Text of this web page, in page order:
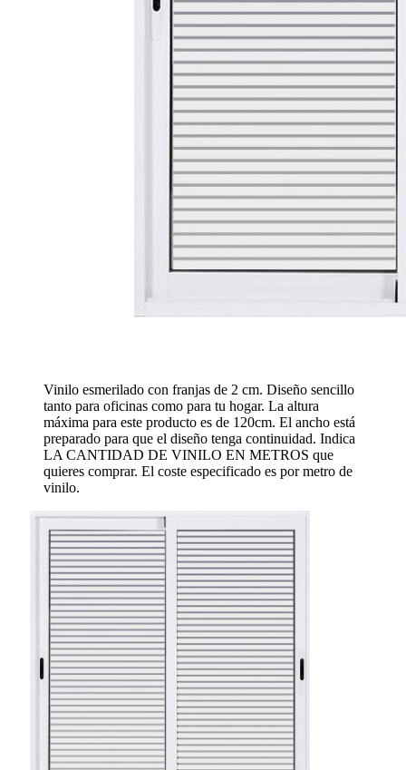
Vinilo esmerilado con franjas de 2 cm. Diseño sencillo
tanto para oficinas como para tu hogar. La altura
máxima para este producto es de 120cm. El ancho está
preparado para que el diseño tenga continuidad. Indica
LA CANTIDAD DE VINILO EN METROS que
quieres comprar. El coste especificado es por metro de
vinilo.